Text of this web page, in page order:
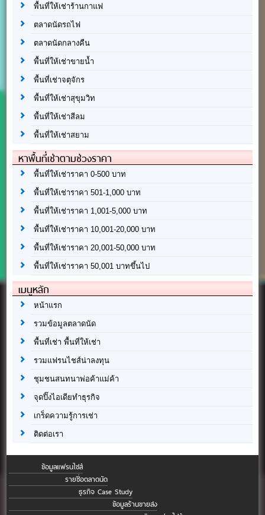
พื้นที่ให้เช่าร้านกาแฟ
ตลาดนัดรถไฟ
ตลาดนัดกลางคืน
พื้นที่ให้เช่าขายน้ำ
พื้นที่เช่าจตุจักร
พื้นที่ให้เช่าสุขุมวิท
พื้นที่ให้เช่าสีลม
พื้นที่ให้เช่าสยาม
หาพื้นที่เช่าตามช่วงราคา
พื้นที่ให้เช่าราคา 0-500 บาท
พื้นที่ให้เช่าราคา 501-1,000 บาท
พื้นที่ให้เช่าราคา 1,001-5,000 บาท
พื้นที่ให้เช่าราคา 10,001-20,000 บาท
พื้นที่ให้เช่าราคา 20,001-50,000 บาท
พื้นที่ให้เช่าราคา 50,001 บาทขึ้นไป
เมนูหลัก
หน้าแรก
รวมข้อมูลตลาดนัด
พื้นที่เช่า พื้นที่ให้เช่า
รวมแฟรนไชส์น่าลงทุน
ชุมชนสนทนาพ่อค้าแม่ค้า
จุดปิ๊งไอเดียทำธุรกิจ
เกร็ดความรู้การเช่า
ติดต่อเรา
ข้อมูลแฟรนไชส์
รายชื่อตลาดนัด
ธุรกิจ Case Study
ข้อมูลร้านขายส่ง